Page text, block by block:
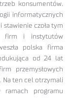
konsumentów.
informatycznych
stawienie czoła tym
firm i instytutów
polska firma
od 24 lat
przemysłowych
Na ten cel otrzymali
ramach programu